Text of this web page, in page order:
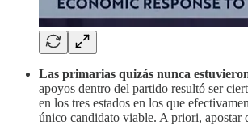
Las primarias quizás nunca
apoyos dentro del partido resultó ser
en los tres estados en los que
único candidato viable. A priori, apostar